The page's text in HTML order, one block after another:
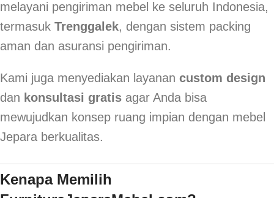
melayani pengiriman mebel ke seluruh Indonesia,
termasuk Trenggalek, dengan sistem packing
aman dan asuransi pengiriman.
Kami juga menyediakan layanan custom design
dan konsultasi gratis agar Anda bisa
mewujudkan konsep ruang impian dengan mebel
Jepara berkualitas.
Kenapa Memilih